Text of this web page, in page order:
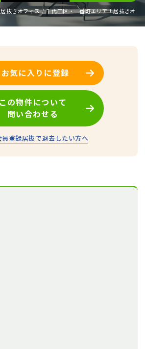
抜きオフィス / 千代田区・一番町エリア！居抜きオ
お気に入りに登録
この物件について
問い合わせる
員登録居抜で退去したい方へ